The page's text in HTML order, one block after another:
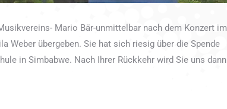
Mario Bär-unmittelbar nach dem Konzert im
Weber übergeben. Sie hat sich riesig über die Spende
in Simbabwe. Nach Ihrer Rückkehr wird Sie uns dann